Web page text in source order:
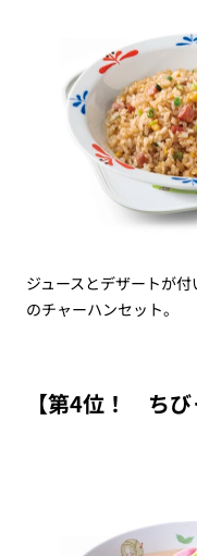
ジュースとデザートが
のチャーハンセット。
【第4位！ ちび